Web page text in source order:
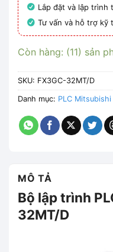
Lắp đặt và lập trình
Tư vấn và hỗ trợ kỹ
Còn hàng: (11) sản
SKU: FX3GC-32MT/D
Danh mục: PLC Mitsubishi
MÔ TẢ
Bộ lập trình
32MT/D